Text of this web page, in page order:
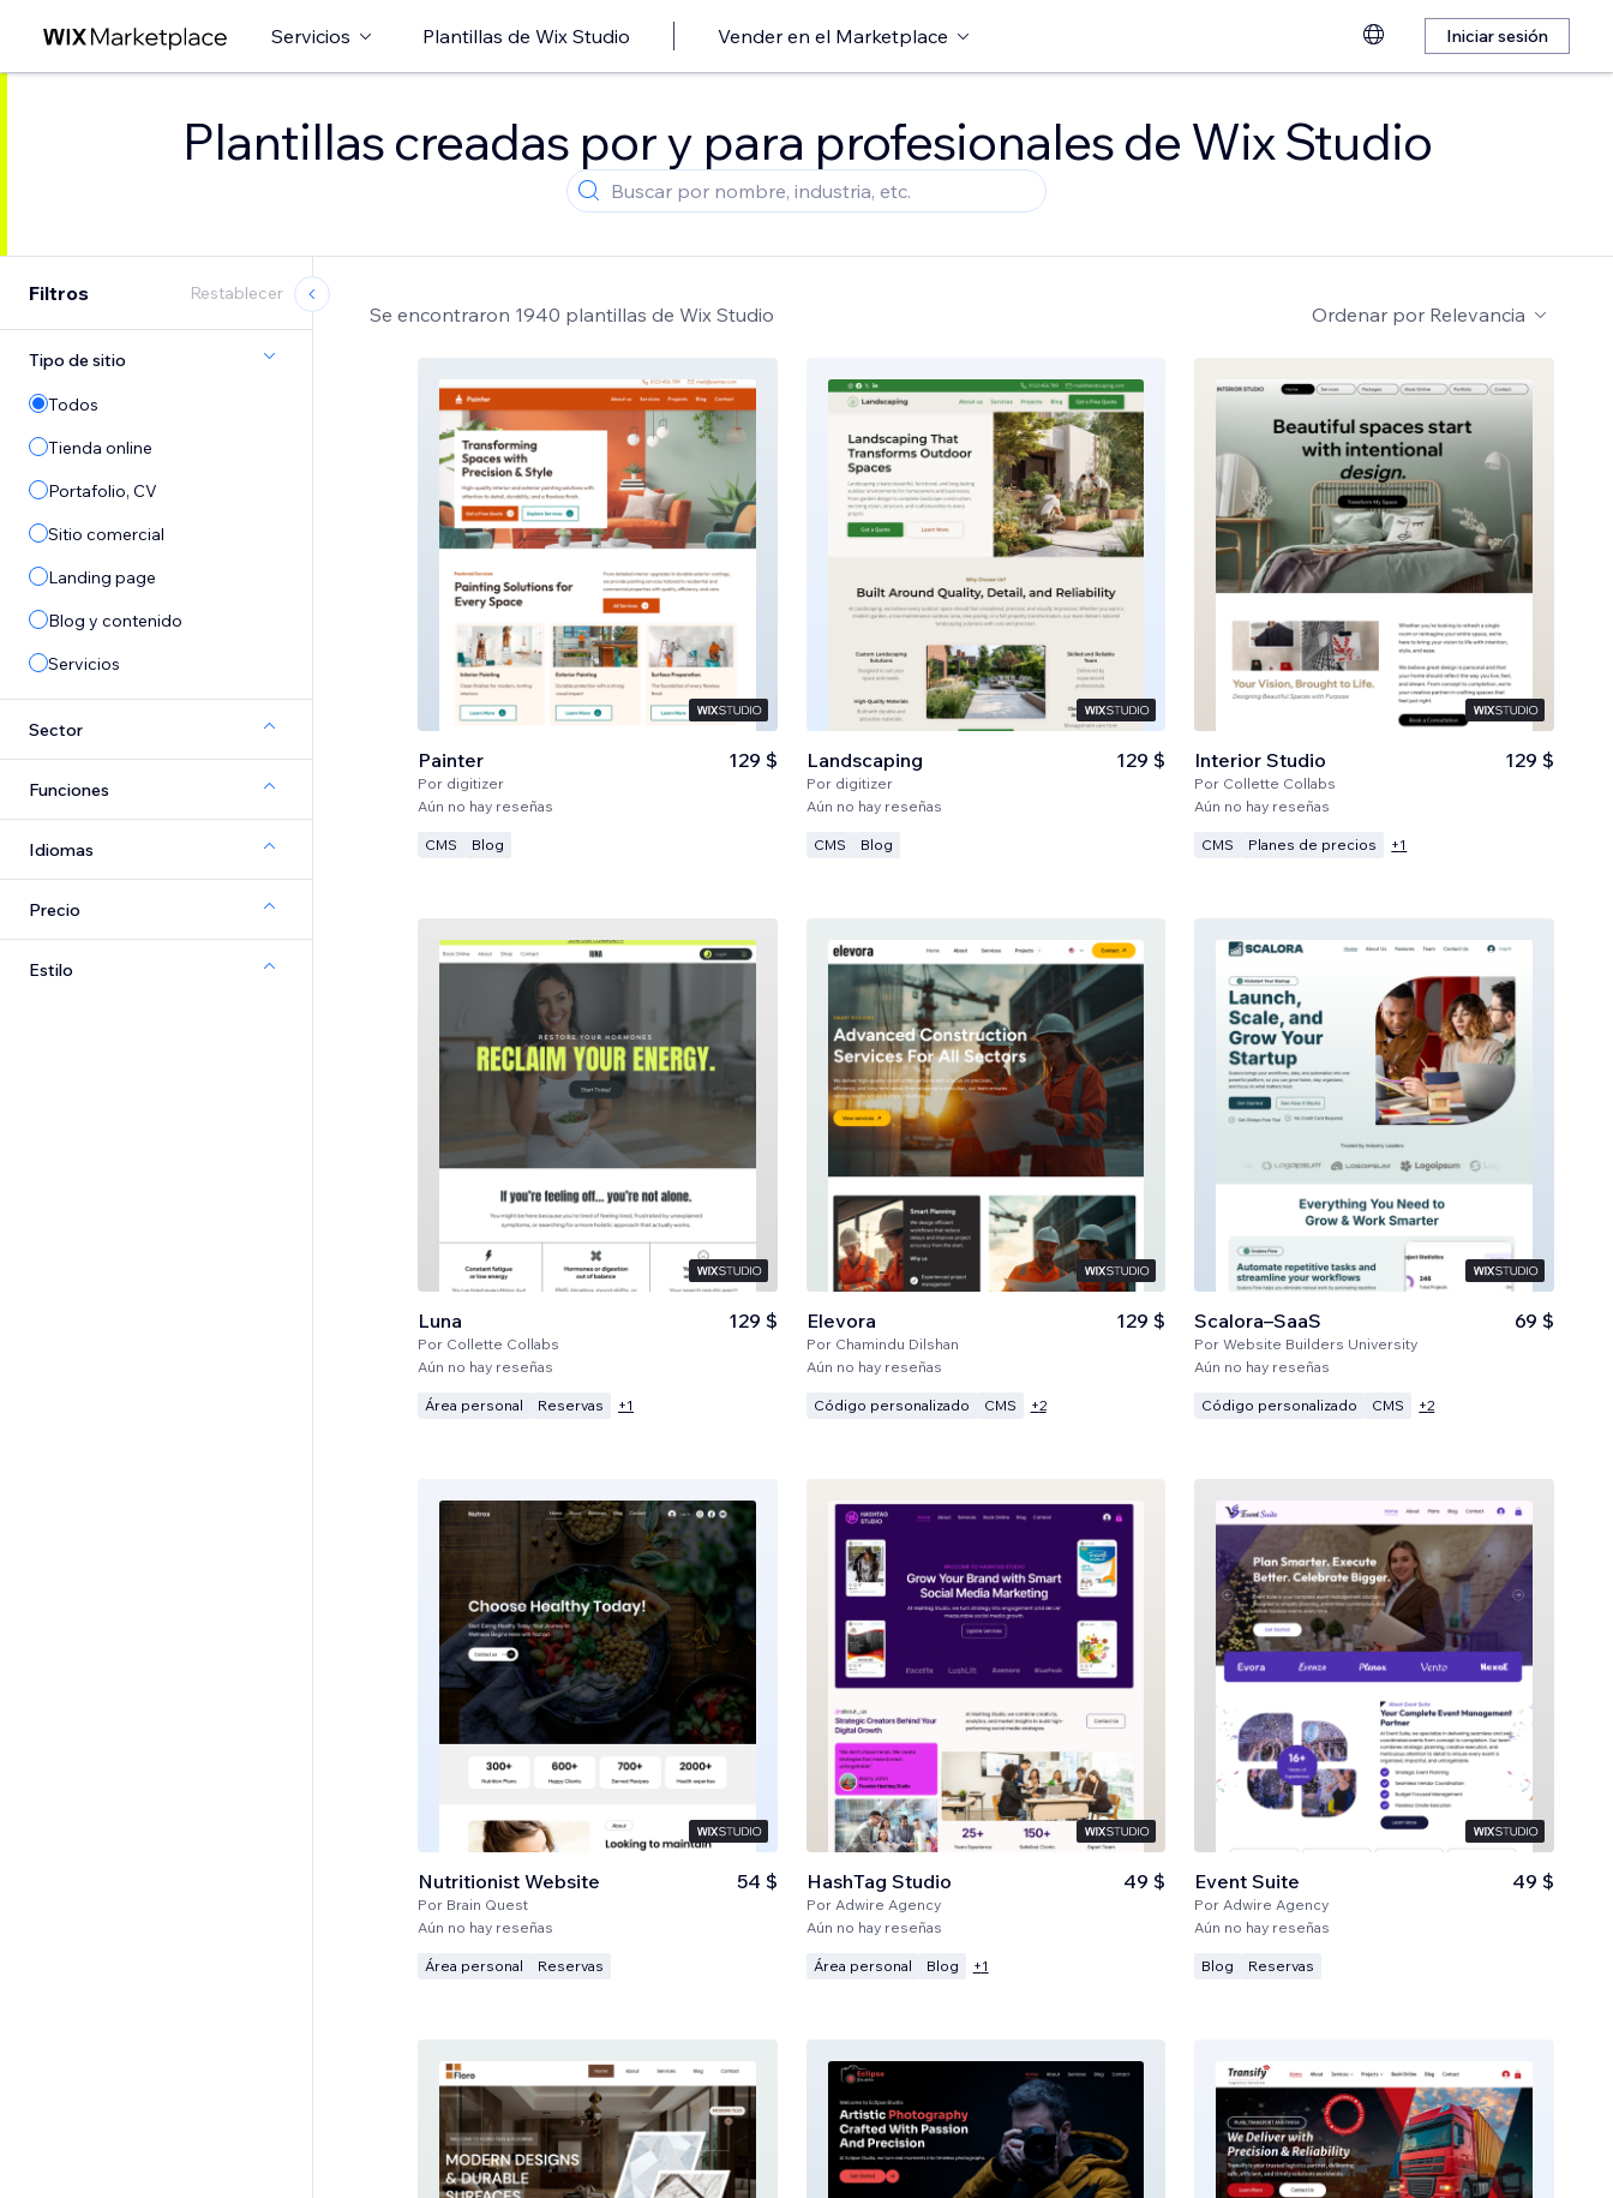
Servicios Plantillas de Wix Studio Vender en el Marketplace Iniciar sesión
Plantillas creadas por y para profesionales de Wix Studio
Filtros Restablecer
Tipo de sitio
Todos
Tienda online
Portafolio, CV
Sitio comercial
Landing page
Blog y contenido
Servicios
Sector
Funciones
Idiomas
Precio
Estilo
Se encontraron 1940 plantillas de Wix Studio Ordenar por Relevancia
Painter
Por digitizer
129 $
Aún no hay reseñas
CMS Blog
Landscaping
Por digitizer
129 $
Aún no hay reseñas
CMS Blog
Interior Studio
Por Collette Collabs
129 $
Aún no hay reseñas
CMS Planes de precios +1
Luna
Por Collette Collabs
129 $
Aún no hay reseñas
Área personal Reservas +1
Elevora
Por Chamindu Dilshan
129 $
Aún no hay reseñas
Código personalizado CMS +2
Scalora–SaaS
Por Website Builders University
69 $
Aún no hay reseñas
Código personalizado CMS +2
Nutritionist Website
Por Brain Quest
54 $
Aún no hay reseñas
Área personal Reservas
HashTag Studio
Por Adwire Agency
49 $
Aún no hay reseñas
Área personal Blog +1
Event Suite
Por Adwire Agency
49 $
Aún no hay reseñas
Blog Reservas